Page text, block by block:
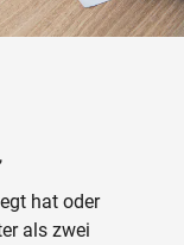
hat oder
als zwei